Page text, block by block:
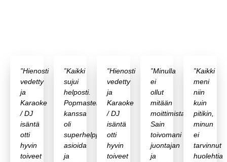
”Hienosti
vedetty
ja
Karaoke
/ DJ
isäntä
otti
hyvin
toiveet
”Kaikki
sujui
helposti.
Popmasterin
kanssa
oli
superhelppo
asioida
ja
”Hienosti
vedetty
ja
Karaoke
/ DJ
isäntä
otti
hyvin
toiveet
”Minulla
ei
ollut
mitään
moittimista.
Sain
toivomani
juontajan
ja
”Kaikki
meni
niin
kuin
pitikin,
minun
ei
tarvinnut
huolehtia